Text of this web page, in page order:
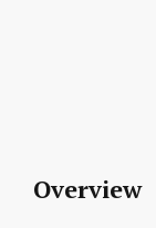
Overview